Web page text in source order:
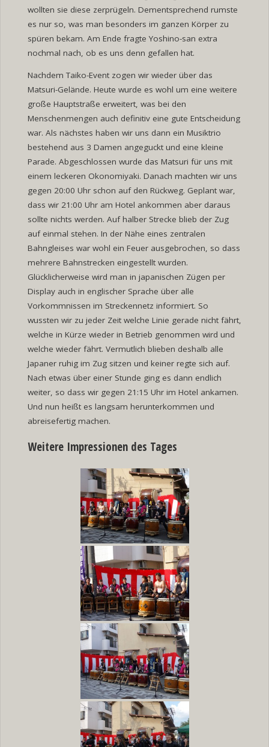
wollten sie diese zerprügeln. Dementsprechend rumste
es nur so, was man besonders im ganzen Körper zu
spüren bekam. Am Ende fragte Yoshino-san extra
nochmal nach, ob es uns denn gefallen hat.
Nachdem Taiko-Event zogen wir wieder über das
Matsuri-Gelände. Heute wurde es wohl um eine weitere
große Hauptstraße erweitert, was bei den
Menschenmengen auch definitiv eine gute Entscheidung
war. Als nächstes haben wir uns dann ein Musiktrio
bestehend aus 3 Damen angeguckt und eine kleine
Parade. Abgeschlossen wurde das Matsuri für uns mit
einem leckeren Okonomiyaki. Danach machten wir uns
gegen 20:00 Uhr schon auf den Rückweg. Geplant war,
dass wir 21:00 Uhr am Hotel ankommen aber daraus
sollte nichts werden. Auf halber Strecke blieb der Zug
auf einmal stehen. In der Nähe eines zentralen
Bahngleises war wohl ein Feuer ausgebrochen, so dass
mehrere Bahnstrecken eingestellt wurden.
Glücklicherweise wird man in japanischen Zügen per
Display auch in englischer Sprache über alle
Vorkommnissen im Streckennetz informiert. So
wussten wir zu jeder Zeit welche Linie gerade nicht fährt,
welche in Kürze wieder in Betrieb genommen wird und
welche wieder fährt. Vermutlich blieben deshalb alle
Japaner ruhig im Zug sitzen und keiner regte sich auf.
Nach etwas über einer Stunde ging es dann endlich
weiter, so dass wir gegen 21:15 Uhr im Hotel ankamen.
Und nun heißt es langsam herunterkommen und
abreisefertig machen.
Weitere Impressionen des Tages